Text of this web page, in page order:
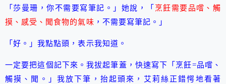
「莎曼珊，你不需要寫筆記。」她說，「 烹飪需要品嚐、觸
摸、感受、聞食物的氣味 ，不需要寫筆記。」
「好。」我點點頭，表示我知道。
一定要把這個記下來。我拔起筆蓋，快速寫下「烹飪=品嚐、
觸摸、聞。」我放下筆，抬起頭來，艾莉絲正錯愕地看著